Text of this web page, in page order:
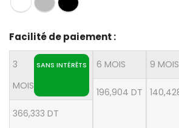
Facilité de paiement :
3
MOIS
SANS INTÉRÊTS
366,333 DT
6 MOIS
196,904 DT
9 MOIS